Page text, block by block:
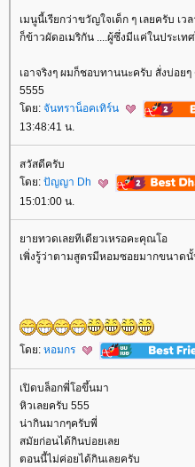
เมนูนี้เรียกว่าขวัญใจเด็ก ๆ เลยครับ เ
ก็ข้าวผัดอเมริกัน ....ผู้ซึ่งมีแค่ในประเท
เอาจริงๆ ผมก็ชอบทานนะครับ สั่งบ่อย
5555
ดย: จันทราน็อคเทิร์น
13:48:41 น.
สวัสดีครับ
ดย: ปัญญา Dh
15:01:00 น.
ายทวดเลยทีเดียวเหรอคะคุณโอ
เพิ่งรู้ว่าตามสูตรมีหอมซอยมากขนาด
ดย: หอมกร
เปิดบล็อกพี่โอขึ้นมา
หิวเลยครับ 555
น่ากินมากๆครับพี่
สมัยก่อนได้กินบ่อยเล
ตอนนี้ไม่ค่อยได้กินเลยครับ